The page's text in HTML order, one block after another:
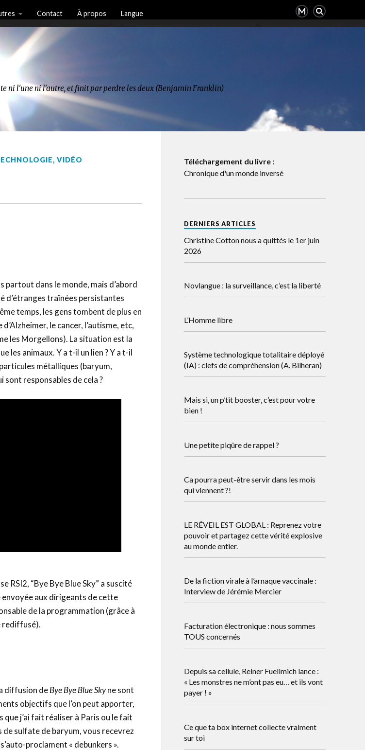
Contact À propos Langue
ni l'une ni l'autre, et finit par perdre les deux (Benjamin Franklin)
, VIDÉO
partout dans le monde, mais d’abord
d’étranges traînées persistantes
temps, les gens tombent de plus en
le cancer, l’autisme, etc,
les Morgellons). La situation est la
les animaux. Y a t-il un lien ? Y a t-il
métalliques (baryum,
sont responsables de cela ?
RSI2, “Bye Bye Blue Sky” a suscité
aux dirigeants de cette
de la programmation (grâce à
rediffusé).
diffusion deBye Bye Blue Skyne sont
objectifs que l’on peut apporter,
que j’ai fait réaliser à Paris ou le fait
de sulfate de baryum, vous recevrez
proclament « debunkers ».
Téléchargement du livre :
Chronique d'un monde inversé
DERNIERS ARTICLES
Christine Cotton nous a quittés le 1er juin
2026
Novlangue : la surveillance, c’est la liberté
L’Homme libre
Système technologique totalitaire déployé
(IA) : clefs de compréhension (A. Bilheran)
Mais si, un p’tit booster, c’est pour votre
bien !
Une petite piqûre de rappel ?
Ca pourra peut-être servir dans les mois
qui viennent ?!
LE RÉVEIL EST GLOBAL : Reprenez votre
pouvoir et partagez cette vérité explosive
au monde entier.
De la fiction virale à l’arnaque vaccinale :
Interview de Jérémie Mercier
Facturation électronique : nous sommes
TOUS concernés
Depuis sa cellule, Reiner Fuellmich lance :
« Les monstres ne m’ont pas eu… et ils vont
payer ! »
Ce que ta box internet collecte vraiment
sur toi